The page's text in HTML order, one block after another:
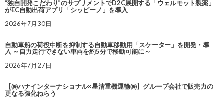
“独自開発こだわり”のサプリメントでD2C展開する「ウェルモット製薬」
がEC自動出荷アプリ「シッピーノ」を導入
2026年7月30日
自動車船の荷役中断を抑制する自動車移動用「スケーター」を開発・導
入 ～自力走行できない車両を約5分で移動可能に～
2026年7月27日
【㈱ハナインターナショナル×星清重機運輸㈱】グループ会社で販売力の
更なる強化ねらう